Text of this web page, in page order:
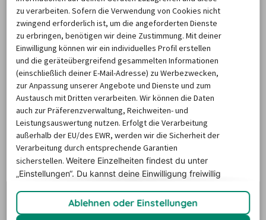
mautpflichtig. Packe also ein paar US-Dollar mehr für
deine Reise und den Miami-Roadtrip ein. Kläre am
besten mit deiner Autovermietung, ob ein
Transponder im Mietwagen verbaut ist oder du dich
selbst um die Zahlung kümmern musst.
Auto fahren in Miami und der Umgebung ist entspannt
möglich. Überlege dir dennoch, ob du neben einer
Vollkaskoversicherung, die bei einem verschuldeten
Unfall alle Schäden abdeckt, auch noch
Zusatzversicherungen möchtest. Du kannst auch
Unterboden, Reifen und Glas versichern lassen –
möglicherweise sinnvoll, falls Miami dein Startpunkt
für einen Roadtrip ist, der dich hunderte Kilometer
über viele verschiedene Straßen führt.
zu verarbeiten. Sofern die Verwendung von Cookies nicht
zwingend erforderlich ist, um die angeforderten Dienste
zu erbringen, benötigen wir deine Zustimmung. Mit deiner
Einwilligung können wir ein individuelles Profil erstellen
und die geräteübergreifend gesammelten Informationen
(einschließlich deiner E-Mail-Adresse) zu Werbezwecken,
zur Anpassung unserer Angebote und Dienste und zum
Austausch mit Dritten verarbeiten. Wir können die Daten
auch zur Präferenzverwaltung, Reichweiten- und
Leistungsauswertung nutzen. Erfolgt die Verarbeitung
außerhalb der EU/des EWR, werden wir die Sicherheit der
Verarbeitung durch entsprechende Garantien
sicherstellen.Weitere Einzelheiten findest du unter
„Einstellungen“. Du kannst deine Einwilligung freiwillig
Ablehnen oder Einstellungen